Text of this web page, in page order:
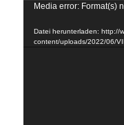
Video-
Media error: Format(s)
Datei herunterladen: http://
content/uploads/2022/06/